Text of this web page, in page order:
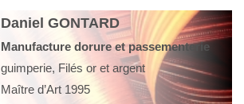
Daniel GONTARD
Manufacture dorure et passementerie
guimperie, Filés or et argent
Maître d’Art 1995